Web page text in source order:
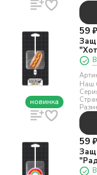
новинка
59 ₽
Наш
59 ₽